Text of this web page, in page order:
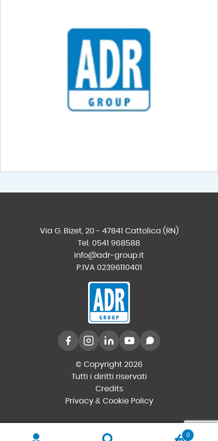
Via G. Bizet, 20 - 47841 Cattolica (RN)
Tel. 0541 968588
info@adr-group.it
P.IVA 02396110401
© Copyright 2026
Tutti i diritti riservati
Credits
Privacy & Cookie Policy
0